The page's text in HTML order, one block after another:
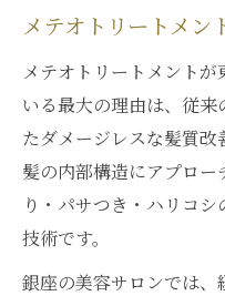
メテオトリートメン
メテオトリートメント
いる最大の理由は、従
たダメージレスな髪質改
髪の内部構造にアプロ
り・パサつき・ハリコ
技術です。
銀座の美容サロンでは